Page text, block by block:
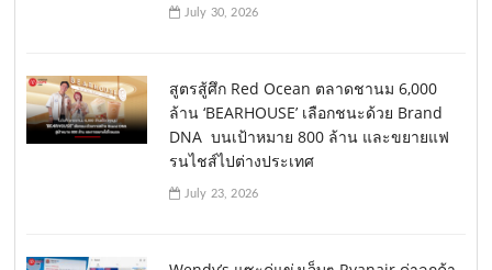
July 30, 2026
สูตรสู้ศึก Red Ocean ตลาดชานม 6,000
ล้าน ‘BEARHOUSE’ เลือกชนะด้วย Brand
DNA บนเป้าหมาย 800 ล้าน และขยายแฟ
รนไชส์ไปต่างประเทศ
July 23, 2026